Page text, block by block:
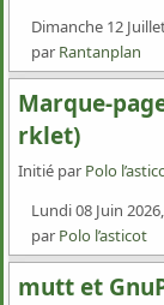
Dimanche 12
par Rantanplan
Marque-
rklet)
Initié par Polo
Lundi 08 Juin
par Polo l’asticot
mutt et